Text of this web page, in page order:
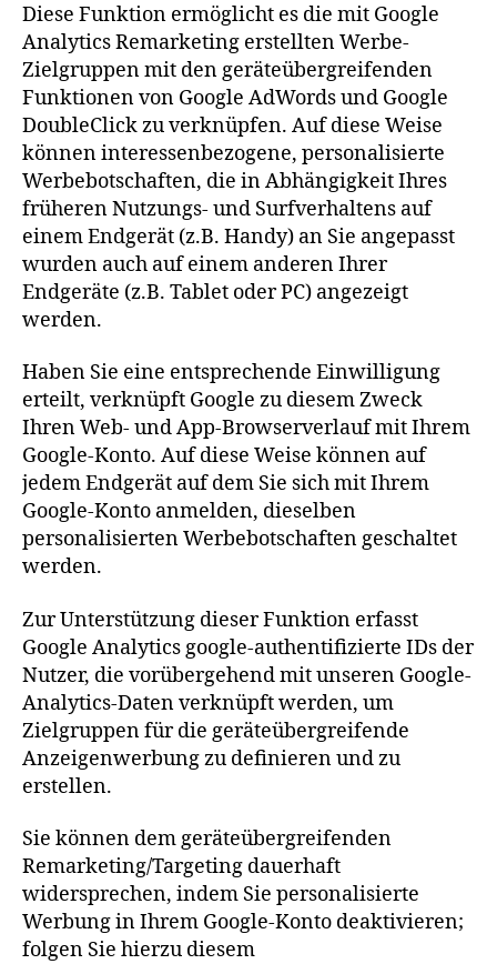
Diese Funktion ermöglicht es die mit Google
Analytics Remarketing erstellten Werbe-
Zielgruppen mit den geräteübergreifenden
Funktionen von Google AdWords und Google
DoubleClick zu verknüpfen. Auf diese Weise
können interessenbezogene, personalisierte
Werbebotschaften, die in Abhängigkeit Ihres
früheren Nutzungs- und Surfverhaltens auf
einem Endgerät (z.B. Handy) an Sie angepasst
wurden auch auf einem anderen Ihrer
Endgeräte (z.B. Tablet oder PC) angezeigt
werden.
Haben Sie eine entsprechende Einwilligung
erteilt, verknüpft Google zu diesem Zweck
Ihren Web- und App-Browserverlauf mit Ihrem
Google-Konto. Auf diese Weise können auf
jedem Endgerät auf dem Sie sich mit Ihrem
Google-Konto anmelden, dieselben
personalisierten Werbebotschaften geschaltet
werden.
Zur Unterstützung dieser Funktion erfasst
Google Analytics google-authentifizierte IDs der
Nutzer, die vorübergehend mit unseren Google-
Analytics-Daten verknüpft werden, um
Zielgruppen für die geräteübergreifende
Anzeigenwerbung zu definieren und zu
erstellen.
Sie können dem geräteübergreifenden
Remarketing/Targeting dauerhaft
widersprechen, indem Sie personalisierte
Werbung in Ihrem Google-Konto deaktivieren;
folgen Sie hierzu diesem